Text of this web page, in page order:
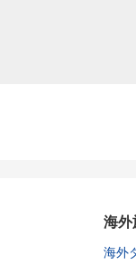
海外
海外